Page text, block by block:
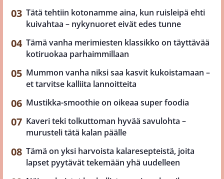
Tätä tehtiin kotonamme aina, kun ruisleipä ehti
kuivahtaa – nykynuoret eivät edes tunne
Tämä vanha merimiesten klassikko on täyttävää
kotiruokaa parhaimmillaan
Mummon vanha niksi saa kasvit kukoistamaan –
et tarvitse kalliita lannoitteita
Mustikka-smoothie on oikeaa super foodia
Kaveri teki tolkuttoman hyvää savulohta –
murusteli tätä kalan päälle
Tämä on yksi harvoista kalaresepteistä, joita
lapset pyytävät tekemään yhä uudelleen